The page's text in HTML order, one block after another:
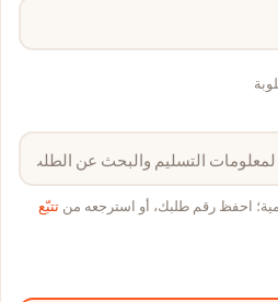
احفظ رقم طلبك، أو استرجعه من تتبّع